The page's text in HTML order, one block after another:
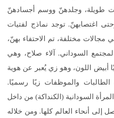
طويلة، وجلدهنّ ووسم أجسادهنّ
اغتصابهنّ. توجد نماذج لفتيات
مختلفة، تم الاحتفاء بهنّ،
السوداني. آلاء صلاح، وهي
أبيض اللون، وهو زي يُعبر عن هوية
الطالبات والموظفات زيًا رسميًا.
السودانية (الكنداكة) من داخل
إلى أنحاء العالم كلها. ومن خلاله